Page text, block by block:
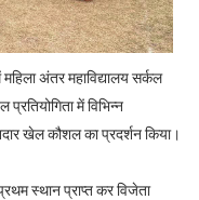
अंतर महाविद्यालय सर्कल
में विभिन्न
खेल कौशल का प्रदर्शन किया।
स्थान प्राप्त कर विजेता